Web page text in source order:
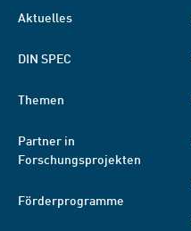
Aktuelles
DIN SPEC
Themen
Partner in
Forschungsprojekten
Förderprogramme